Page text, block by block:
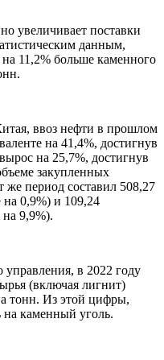
увеличивает поставки
данным,
11,2% больше каменного
ввоз нефти в прошлом
на 41,4%, достигнув
на 25,7%, достигнув
закупленных
же период составил 508,27
0,9%) и 109,24
9,9%).
в 2022 году
(включая лигнит)
тонн. Из этой цифры,
каменный уголь.